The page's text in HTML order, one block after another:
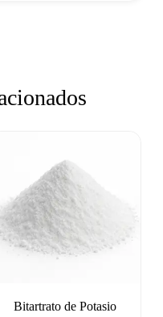
Bitartrato de Potasio